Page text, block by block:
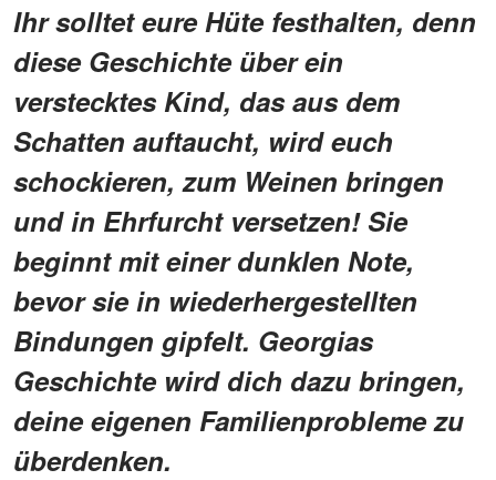
Ihr solltet eure Hüte festhalten, denn
diese Geschichte über ein
verstecktes Kind, das aus dem
Schatten auftaucht, wird euch
schockieren, zum Weinen bringen
und in Ehrfurcht versetzen! Sie
beginnt mit einer dunklen Note,
bevor sie in wiederhergestellten
Bindungen gipfelt. Georgias
Geschichte wird dich dazu bringen,
deine eigenen Familienprobleme zu
überdenken.